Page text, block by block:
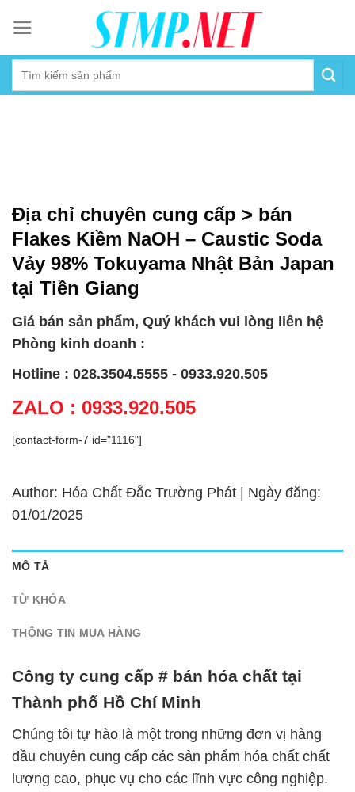
content
Địa chỉ chuyên cung cấp > bán
Flakes Kiềm NaOH – Caustic Soda
Vảy 98% Tokuyama Nhật Bản Japan
tại Tiền Giang
Giá bán sản phẩm, Quý khách vui lòng liên hệ
Phòng kinh doanh :
Hotline : 028.3504.5555 - 0933.920.505
ZALO : 0933.920.505
[contact-form-7 id="1116"]
Author: Hóa Chất Đắc Trường Phát | Ngày đăng:
01/01/2025
MÔ TẢ
TỪ KHÓA
THÔNG TIN MUA HÀNG
Công ty cung cấp # bán hóa chất tại
Thành phố Hồ Chí Minh
Chúng tôi tự hào là một trong những đơn vị hàng
đầu chuyên cung cấp các sản phẩm hóa chất chất
lượng cao, phục vụ cho các lĩnh vực công nghiệp.